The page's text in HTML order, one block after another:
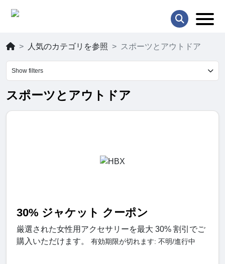
人気のカテゴリを参照 スポーツとアウトドア
Show filters
スポーツとアウトドア
30% ジャケット クーポン
厳選された女性用アクセサリーを最大 30% 割引でご
購入いただけます。 有効期限が切れます: 不明/進行中